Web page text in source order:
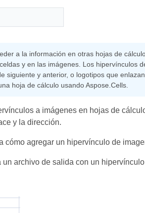
a la información en otras hojas de
y en las imágenes. Los hipervínculos
siguiente y anterior, o logotipos que
hoja de cálculo usando Aspose.Cells.
a imágenes en hojas de
y la dirección.
cómo agregar un hipervínculo de
archivo de salida con un